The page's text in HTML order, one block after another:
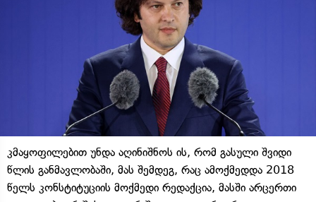
კმაყოფილებით უნდა აღინიშნოს ის, რომ გასული შვიდი
წლის განმავლობაში, მას შემდეგ, რაც ამოქმედდა 2018
წელს კონსტიტუციის მოქმედი რედაქცია, მასში არცერთი